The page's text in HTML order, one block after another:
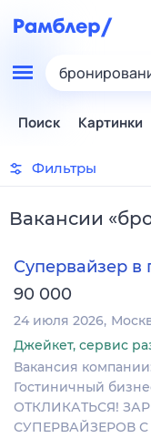
Поиск Картинки
Фильтры
Вакансии «
Супервайзер в
90 000
24 июля 2026
Джейкет, сервис
Вакансия
Гостиничный
ОТКЛИКАТЬСЯ!
СУПЕРВАЙЗЕРОВ